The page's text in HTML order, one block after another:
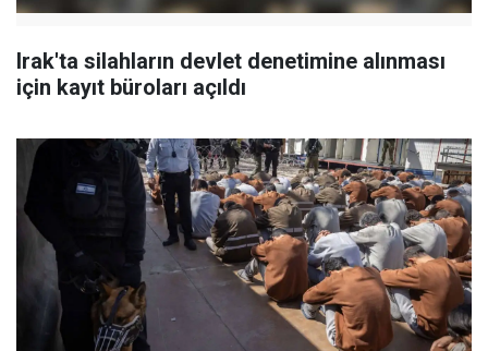
Irak'ta silahların devlet denetimine alınması
için kayıt büroları açıldı